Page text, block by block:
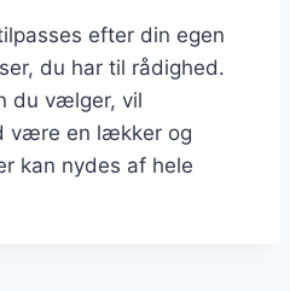
efter din egen
du har til rådighed.
du vælger, vil
være en lækker og
kan nydes af hele